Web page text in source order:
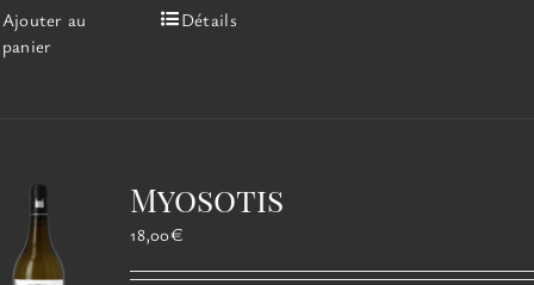
Ajouter au
panier
Détails
Myosotis
18,00€